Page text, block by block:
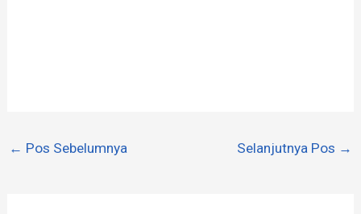
← Pos Sebelumnya Selanjutnya Pos →